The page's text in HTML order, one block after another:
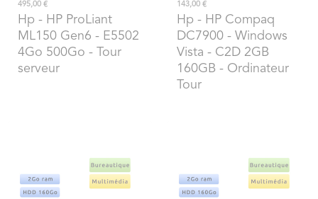
495,00 €
Hp - HP ProLiant
ML150 Gen6 - E5502
4Go 500Go - Tour
serveur
143,00 €
Hp - HP Compaq
DC7900 - Windows
Vista - C2D 2GB
160GB - Ordinateur
Tour